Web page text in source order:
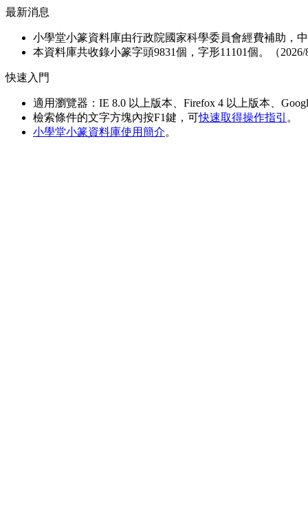
最新消息
小學堂小篆資料庫由行政院國家科學委員會經費補助，
本資料庫共收錄小篆字頭9831個，字形11101個。（2026/
快速入門
適用瀏覽器：IE 8.0 以上版本、Firefox 4 以上版本、
檢索條件的文字方塊內按F1鍵，可快速取得操作指引 。
小學堂小篆資料庫使用簡介。